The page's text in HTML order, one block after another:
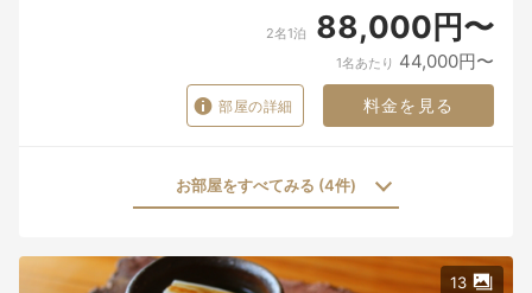
2名1泊 88,000円〜
1名あたり 44,000円〜
部屋の詳細 料金を見る
お部屋をすべてみる (4件)
13